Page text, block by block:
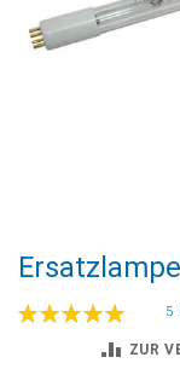
Anfang
Bildgalerie
Bewertung:
5
ZUR